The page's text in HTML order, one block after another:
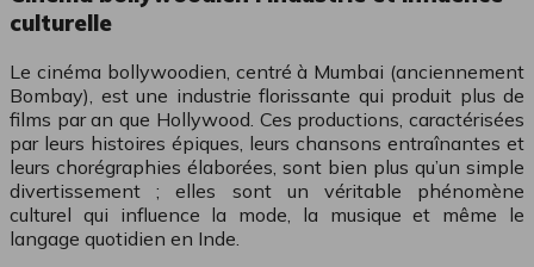
culturelle
Le cinéma bollywoodien, centré à Mumbai (anciennement
Bombay), est une industrie florissante qui produit plus de
films par an que Hollywood. Ces productions, caractérisées
par leurs histoires épiques, leurs chansons entraînantes et
leurs chorégraphies élaborées, sont bien plus qu’un simple
divertissement ; elles sont un véritable phénomène
culturel qui influence la mode, la musique et même le
langage quotidien en Inde.